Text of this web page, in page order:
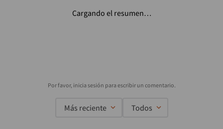
Cargando el resumen…
Más reciente Todos